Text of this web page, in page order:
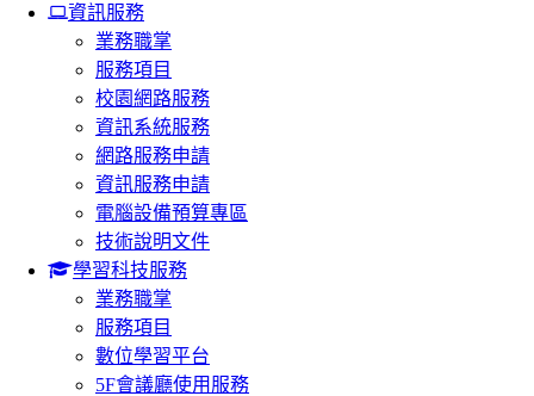
資訊服務
業務職掌
服務項目
校園網路服務
資訊系統服務
網路服務申請
資訊服務申請
電腦設備預算專區
技術說明文件
學習科技服務
業務職掌
服務項目
數位學習平台
5F會議廳使用服務